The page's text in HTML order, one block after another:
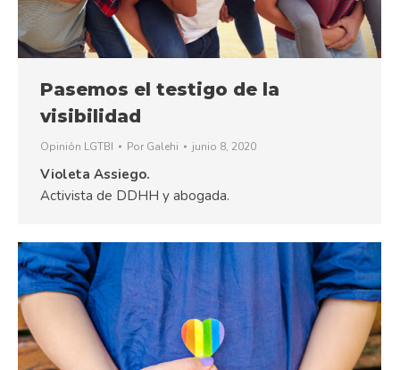
Pasemos el testigo de la
visibilidad
Opinión LGTBI Por Galehi junio 8, 2020
Violeta Assiego.
Activista de DDHH y abogada.